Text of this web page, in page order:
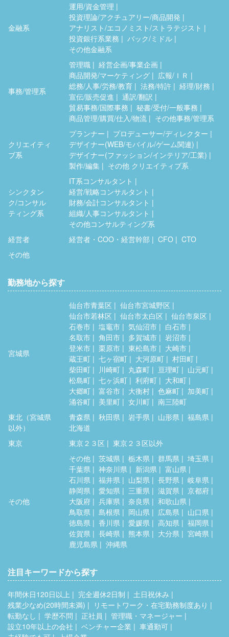
金融系
運用/資金管理
投資理論/アクチュアリー/商品開発
アナリスト/エコノミスト/ストラテジスト
投資銀行系業務
バック/ミドル
その他金融系
事務/管理系
管理職
経営企画/事業企画
商品開発/マーケティング
広報/ＩＲ
総務/人事/労務/教育
法務/特許
経理/財務
宣伝/販売促進
通訳/翻訳
貿易事務/国際事務
秘書/受付/一般事務
商品管理/購買/仕入/物流
その他事務/管理系
クリエイティ
ブ系
プランナー
プロデューサー/ディレクター
デザイナー(WEB/モバイル/ゲーム関連)
デザイナー(ファッション/インテリア/工業)
製作/編集
その他 クリエイティブ系
シンクタン
ク/コンサル
ティング系
IT系コンサルタント
経営/戦略コンサルタント
財務/会計コンサルタント
組織/人事コンサルタント
その他コンサルティング系
経営者
経営者・COO・経営幹部 CFO
CTO
その他
勤務地から探す
宮城県
仙台市青葉区
仙台市宮城野区
仙台市若林区
仙台市太白区
仙台市泉区
石巻市
塩竈市 気仙沼市
白石市
名取市
角田市 多賀城市
岩沼市
登米市
栗原市 東松島市
大崎市
蔵王町
七ヶ宿町 大河原町
村田町
柴田町
川崎町 丸森町 亘理町
山元町
松島町
七ヶ浜町 利府町
大和町
大郷町
富谷市 大衡村 色麻町
加美町
涌谷町
美里町 女川町
南三陸町
東北（宮城県
以外）
青森県 秋田県 岩手県 山形県
福島県
北海道
東京
東京２３区 東京２３区以外
その他
その他 茨城県 栃木県 群馬県
埼玉県
千葉県
神奈川県 新潟県
富山県
石川県
福井県 山梨県 長野県
岐阜県
静岡県
愛知県 三重県 滋賀県
京都府
大阪府
兵庫県 奈良県
和歌山県
鳥取県
島根県 岡山県 広島県
山口県
徳島県
香川県 愛媛県 高知県
福岡県
佐賀県
長崎県 熊本県 大分県
宮崎県
鹿児島県
沖縄県
注目キーワードから探す
年間休日120日以上 完全週休2日制
土日祝休み
残業少なめ(20時間未満)
リモートワーク・在宅勤務制度あり
転勤なし
学歴不問 正社員
管理職・マネージャー
設立10年以上の会社
ベンチャー企業
車通勤可